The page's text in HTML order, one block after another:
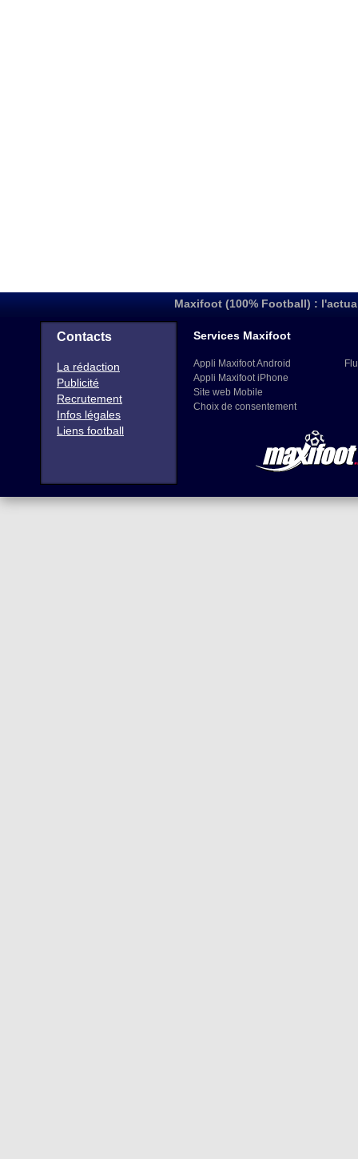
Maxifoot (100% Football) :
Contacts
La rédaction
Publicité
Recrutement
Infos légales
Liens football
Services Maxifoot
Appli Maxifoot Android
Appli Maxifoot iPhone
Site web Mobile
Choix de consentement